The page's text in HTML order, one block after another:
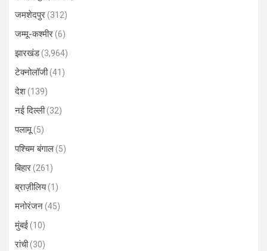
जमशेदपुर(312)
जम्मू-कश्मीर(6)
झारखंड(3,964)
टेक्नोलॉजी(41)
देश(139)
नई दिल्ली(32)
पलामू(5)
पश्चिम बंगाल(5)
बिहार(261)
ब्राज़ीलिय(1)
मनोरंजन(45)
मुंबई(10)
रांची(30)